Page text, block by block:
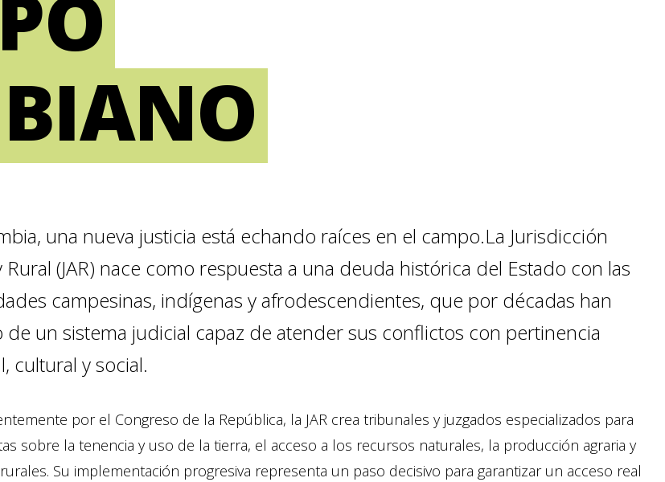
una nueva justicia está echando raíces en el campo.La Jurisdicción
Rural (JAR) nace como respuesta a una deuda histórica del Estado con las
campesinas, indígenas y afrodescendientes, que por décadas han
de un sistema judicial capaz de atender sus conflictos con pertinencia
cultural y social.
por el Congreso de la República, la JAR crea tribunales y juzgados especializados para
sobre la tenencia y uso de la tierra, el acceso a los recursos naturales, la producción agraria y
Su implementación progresiva representa un paso decisivo para garantizar un acceso real